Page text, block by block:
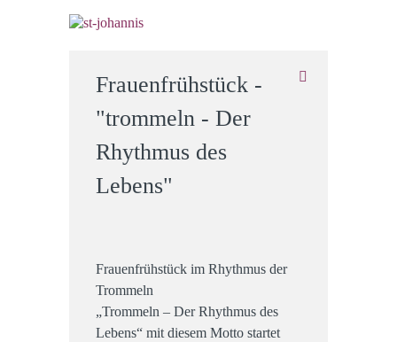
Frauenfrühstück -
"trommeln - Der
Rhythmus des
Lebens"
Frauenfrühstück im Rhythmus der
Trommeln
„Trommeln – Der Rhythmus des
Lebens“ mit diesem Motto startet